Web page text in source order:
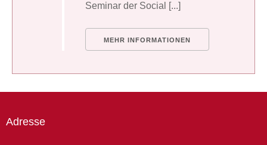
Seminar der Social [...]
MEHR INFORMATIONEN
Adresse